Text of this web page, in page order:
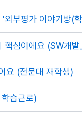
부평가 이야기방(
핵심이에요 (SW개
요 (전문대 재학생)
습근로)